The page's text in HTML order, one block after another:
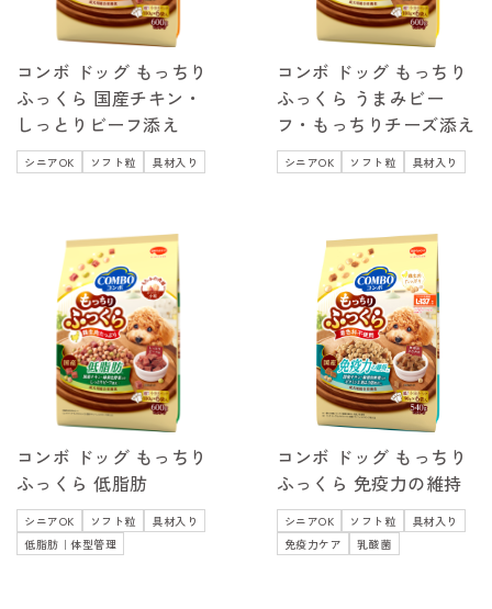
コンボ ドッグ もっちり
ふっくら 国産チキン・
しっとりビーフ添え
シニアOK ソフト粒 具材入り
コンボ ドッグ もっちり
ふっくら うまみビー
フ・もっちりチーズ添え
シニアOK ソフト粒 具材入り
コンボ ドッグ もっちり
ふっくら 低脂肪
シニアOK ソフト粒
具材入り
低脂肪｜体型管理
コンボ ドッグ もっちり
ふっくら 免疫力の維持
シニアOK ソフト粒
具材入り
免疫力ケア
乳酸菌